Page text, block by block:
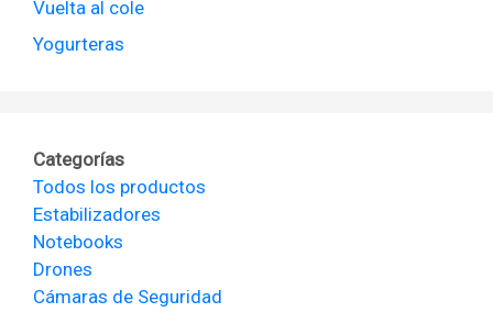
Vuelta al cole
Yogurteras
Categorías
Todos los productos
Estabilizadores
Notebooks
Drones
Cámaras de Seguridad